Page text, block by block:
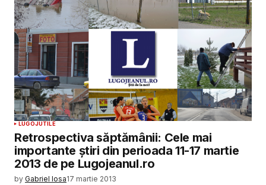
LUGOJUTILE
Retrospectiva săptămânii: Cele mai
importante știri din perioada 11-17 martie
2013 de pe Lugojeanul.ro
by Gabriel Iosa17 martie 2013